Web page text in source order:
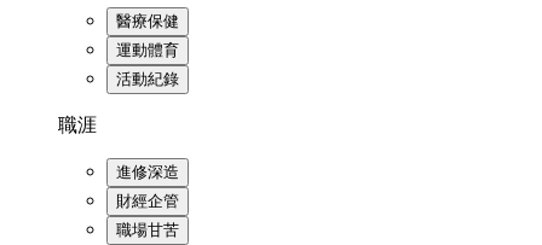
醫療保健
運動體育
活動紀錄
職涯
進修深造
財經企管
職場甘苦